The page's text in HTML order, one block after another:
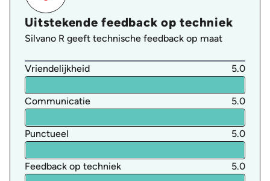
Uitstekende feedback op techniek
Silvano R geeft technische feedback op maat
Vriendelijkheid 5.0
Communicatie 5.0
Punctueel 5.0
Feedback op techniek 5.0